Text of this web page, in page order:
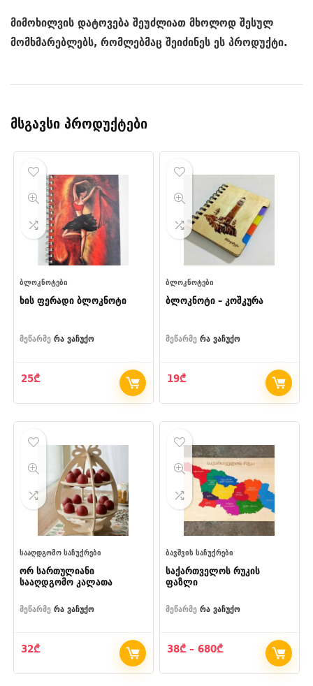
მიმოხილვის დატოვება შეუძლიათ მხოლოდ შესულ
მომხმარებლებს, რომლებმაც შეიძინეს ეს პროდუქტი.
მსგავსი პროდუქტები
ᲑᲚᲝᲙᲜᲝᲢᲔᲑᲘ
ხის ფერადი ბლოკნოტი
მეწარმე რა ვაჩუქო
25₾
ᲑᲚᲝᲙᲜᲝᲢᲔᲑᲘ
ბლოკნოტი – კოშკურა
მეწარმე რა ვაჩუქო
19₾
ᲡᲐᲐᲦᲓᲒᲝᲛᲝ ᲡᲐᲩᲣᲥᲠᲔᲑᲘ
ორ სართულიანი
სააღდგომო კალათა
მეწარმე რა ვაჩუქო
32₾
ᲑᲐᲕᲨᲕᲘᲡ ᲡᲐᲩᲣᲥᲠᲔᲑᲘ
საქართველოს რუკის
ფაზლი
მეწარმე რა ვაჩუქო
38₾ – 680₾Price
38₾